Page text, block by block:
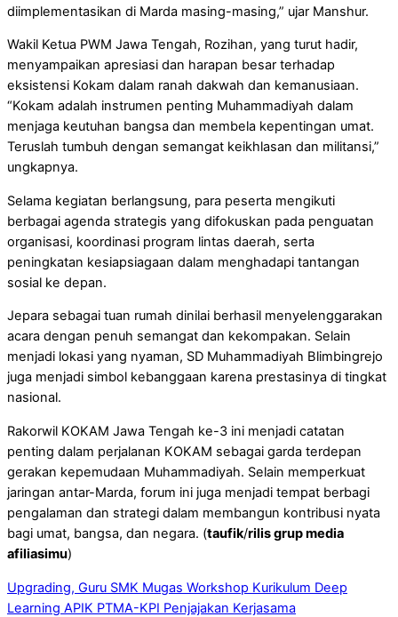
diimplementasikan di Marda masing-masing,” ujar Manshur.
Wakil Ketua PWM Jawa Tengah, Rozihan, yang turut hadir,
menyampaikan apresiasi dan harapan besar terhadap
eksistensi Kokam dalam ranah dakwah dan kemanusiaan.
“Kokam adalah instrumen penting Muhammadiyah dalam
menjaga keutuhan bangsa dan membela kepentingan umat.
Teruslah tumbuh dengan semangat keikhlasan dan militansi,”
ungkapnya.
Selama kegiatan berlangsung, para peserta mengikuti
berbagai agenda strategis yang difokuskan pada penguatan
organisasi, koordinasi program lintas daerah, serta
peningkatan kesiapsiagaan dalam menghadapi tantangan
sosial ke depan.
Jepara sebagai tuan rumah dinilai berhasil menyelenggarakan
acara dengan penuh semangat dan kekompakan. Selain
menjadi lokasi yang nyaman, SD Muhammadiyah Blimbingrejo
juga menjadi simbol kebanggaan karena prestasinya di tingkat
nasional.
Rakorwil KOKAM Jawa Tengah ke-3 ini menjadi catatan
penting dalam perjalanan KOKAM sebagai garda terdepan
gerakan kepemudaan Muhammadiyah. Selain memperkuat
jaringan antar-Marda, forum ini juga menjadi tempat berbagi
pengalaman dan strategi dalam membangun kontribusi nyata
bagi umat, bangsa, dan negara. (taufik/rilis grup media
afiliasimu)
Upgrading, Guru SMK Mugas Workshop Kurikulum Deep
Learning APIK PTMA-KPI Penjajakan Kerjasama